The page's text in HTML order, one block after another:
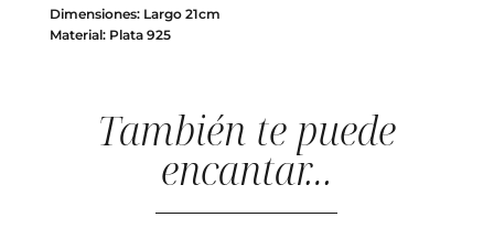
Dimensiones: Largo 21cm
Material: Plata 925
También te puede
encantar…